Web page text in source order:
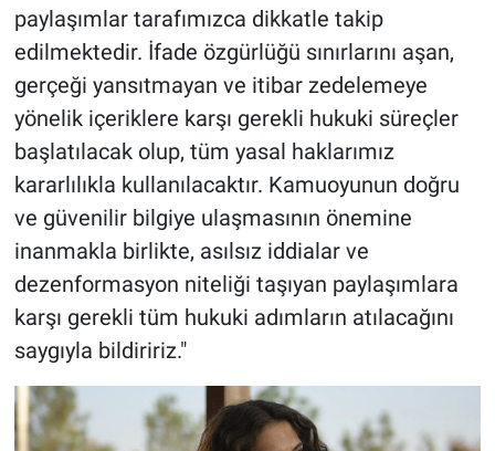
paylaşımlar tarafımızca dikkatle takip
edilmektedir. İfade özgürlüğü sınırlarını aşan,
gerçeği yansıtmayan ve itibar zedelemeye
yönelik içeriklere karşı gerekli hukuki süreçler
başlatılacak olup, tüm yasal haklarımız
kararlılıkla kullanılacaktır. Kamuoyunun doğru
ve güvenilir bilgiye ulaşmasının önemine
inanmakla birlikte, asılsız iddialar ve
dezenformasyon niteliği taşıyan paylaşımlara
karşı gerekli tüm hukuki adımların atılacağını
saygıyla bildiririz."